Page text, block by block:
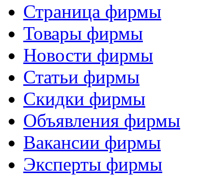
Страница фирмы
Товары фирмы
Новости фирмы
Статьи фирмы
Скидки фирмы
Объявления фирмы
Вакансии фирмы
Эксперты фирмы